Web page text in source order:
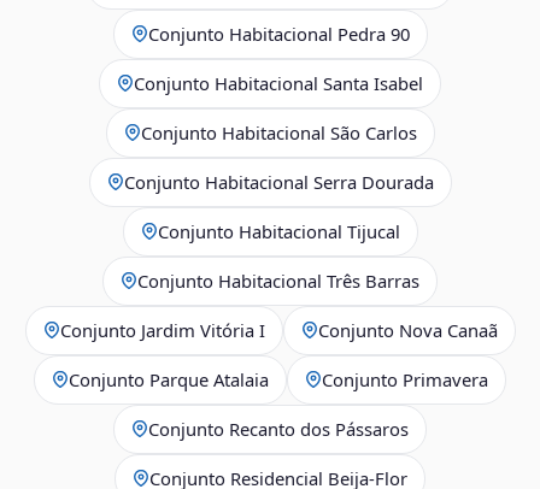
Conjunto Habitacional Pedra 90
Conjunto Habitacional Santa Isabel
Conjunto Habitacional São Carlos
Conjunto Habitacional Serra Dourada
Conjunto Habitacional Tijucal
Conjunto Habitacional Três Barras
Conjunto Jardim Vitória I Conjunto Nova Canaã
Conjunto Parque Atalaia Conjunto Primavera
Conjunto Recanto dos Pássaros
Conjunto Residencial Beija-Flor